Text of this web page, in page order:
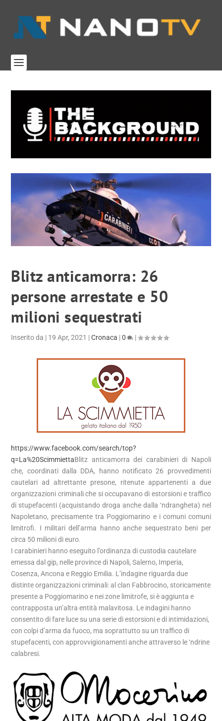
Blitz anticamorra: 26
persone arrestate e 50
milioni sequestrati
Inserito da | 19 Apr, 2021 |Cronaca |0 |
https://www.facebook.com/search/top?
q=La%20ScimmiettaBlitz anticamorra dei carabinieri di Napoli
che, coordinati dalla DDA, hanno notificato 26 provvedimenti
cautelari ad altrettante presone, ritenute appartenenti a due
organizzazioni criminali che si occupavano di estorsioni e traffico
di stupefacenti (acquistando droga anche dalla ‘ndrangheta) nel
Napoletano, precisamente tra Poggiomarino e i comuni comuni
limitrofi. I militari dell’arma hanno anche sequestrato beni per
circa 50 milioni di euro.
I carabinieri hanno eseguito l’ordinanza di custodia cautelare
emessa dal gip, nelle province di Napoli, Salerno, Imperia,
Cosenza, Ancona e Reggio Emilia. L’indagine riguarda due
distinte organizzazioni criminali: al clan Fabbrocino, storicamente
presente a Poggiomarino e nei zone limitrofe, si è aggiunta e
contrapposta un’altra entità malavitosa. Le indagini hanno
consentito di fare luce su una serie di estorsioni e di intimidazioni,
con colpi d’arma da fuoco, ma soprattutto su un traffico di
stupefacenti, con approvvigionamenti anche attraverso le ‘ndrine
calabresi.